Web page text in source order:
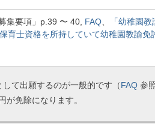
集要項」p.39 〜 40, FAQ、
「幼稚園
保育士資格を所持していて幼稚園教諭
て出願するのが一般的です（FAQ 参
免除になります。